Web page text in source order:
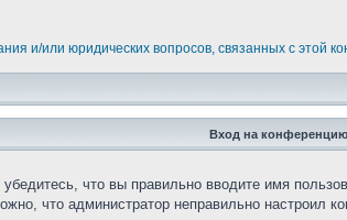
и/или юридических вопросов, связанных с этой
Вход на конференцию
что вы правильно вводите имя
что администратор неправильно настроил